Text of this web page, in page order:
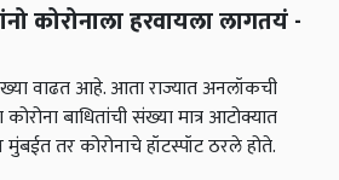
कोरोनाला हरवायला लागतयं -
वाढत आहे. आता राज्यात अनलॉकची
बाधितांची संख्या मात्र आटोक्यात
मुंबईत तर कोरोनाचे हॉटस्पॉट ठरले होते.